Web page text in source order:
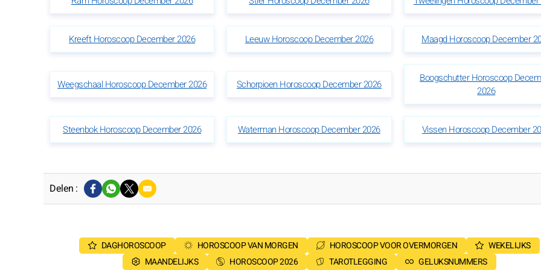
Kreeft Horoscoop December 2026 Leeuw Horoscoop December 2026 Maagd Horoscoop December
Weegschaal Horoscoop December 2026 Schorpioen Horoscoop December 2026
Boogschutter Horoscoop
2026
Steenbok Horoscoop December 2026 Waterman Horoscoop December 2026 Vissen Horoscoop December
Delen :
DAGHOROSCOOP HOROSCOOP VAN MORGEN HOROSCOOP VOOR OVERMORGEN
WEKELIJKS
MAANDELIJKS
HOROSCOOP 2026 TAROTLEGGING
GELUKSNUMMERS